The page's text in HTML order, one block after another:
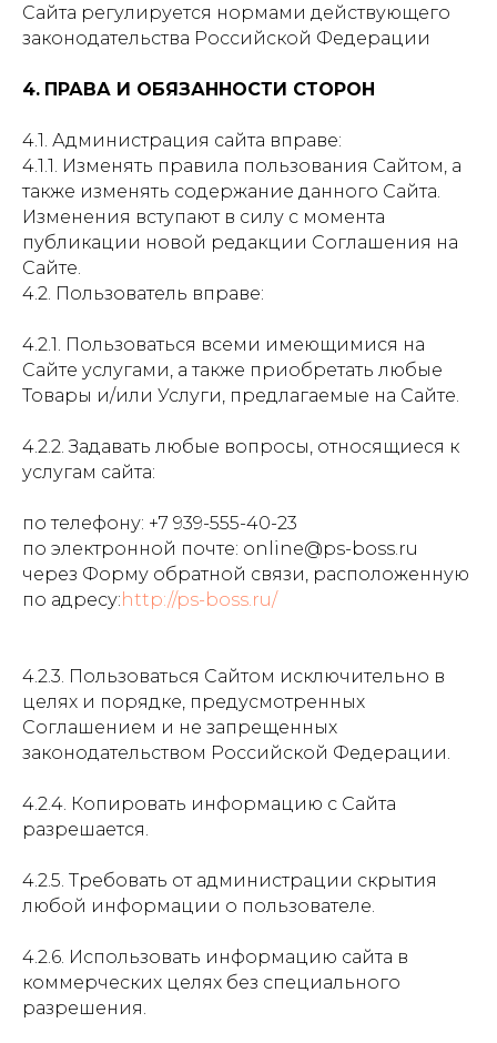
Сайта регулируется нормами действующего
законодательства Российской Федерации
4. ПРАВА И ОБЯЗАННОСТИ СТОРОН
4.1. Администрация сайта вправе:
4.1.1. Изменять правила пользования Сайтом, а
также изменять содержание данного Сайта.
Изменения вступают в силу с момента
публикации новой редакции Соглашения на
Сайте.
4.2. Пользователь вправе:
4.2.1. Пользоваться всеми имеющимися на
Сайте услугами, а также приобретать любые
Товары и/или Услуги, предлагаемые на Сайте.
4.2.2. Задавать любые вопросы, относящиеся к
услугам сайта:
по телефону: +7 939-555-40-23
по электронной почте: online@ps-boss.ru
через Форму обратной связи, расположенную
по адресу: http://ps-boss.ru/
4.2.3. Пользоваться Сайтом исключительно в
целях и порядке, предусмотренных
Соглашением и не запрещенных
законодательством Российской Федерации.
4.2.4. Копировать информацию с Сайта
разрешается.
4.2.5. Требовать от администрации скрытия
любой информации о пользователе.
4.2.6. Использовать информацию сайта в
коммерческих целях без специального
разрешения.